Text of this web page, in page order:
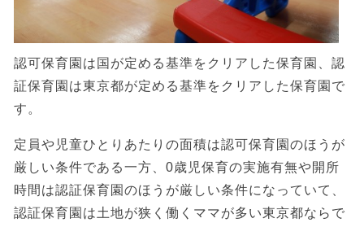
認可保育園は国が定める基準をクリアした保育園、認
証保育園は東京都が定める基準をクリアした保育園で
す。
定員や児童ひとりあたりの面積は認可保育園のほうが
厳しい条件である一方、0歳児保育の実施有無や開所
時間は認証保育園のほうが厳しい条件になっていて、
認証保育園は土地が狭く働くママが多い東京都ならで